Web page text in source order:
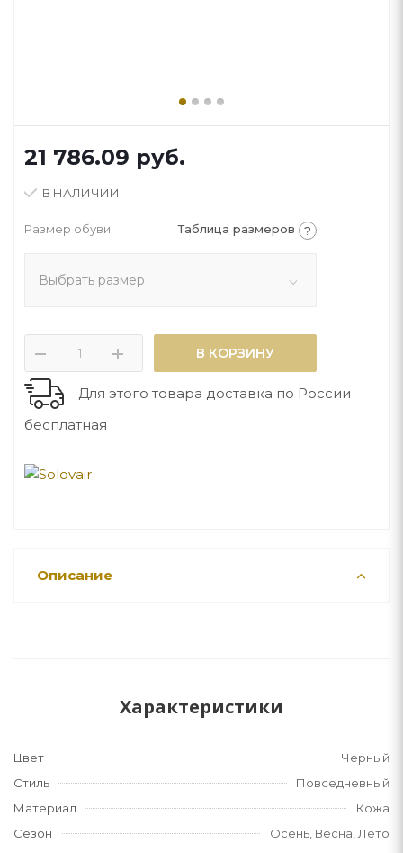
21 786.09 руб.
В НАЛИЧИИ
Размер обуви Таблица размеров ?
Выбрать размер
В КОРЗИНУ
Для этого товара доставка по России
бесплатная
Описание
Характеристики
Цвет
Черный
Стиль
Повседневный
Материал
Кожа
Сезон
Осень, Весна, Лето